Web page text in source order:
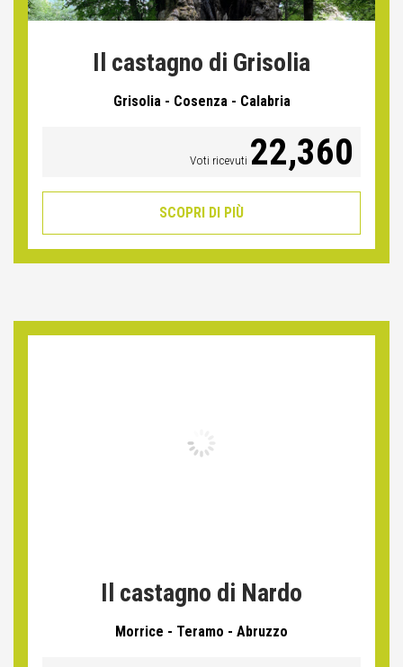
Il castagno di Grisolia
Grisolia - Cosenza - Calabria
Voti ricevuti 22,360
SCOPRI DI PIÙ
Il castagno di Nardo
Morrice - Teramo - Abruzzo